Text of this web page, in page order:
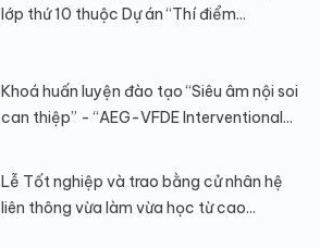
lớp thứ 10 thuộc Dự án “Thí điểm...
Khoá huấn luyện đào tạo “Siêu âm nội soi
can thiệp” - “AEG-VFDE Interventional...
Lễ Tốt nghiệp và trao bằng cử nhân hệ
liên thông vừa làm vừa học từ cao...